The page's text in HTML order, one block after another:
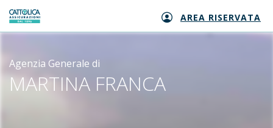
Generali logo AREA RISERVATA
Agenzia Generale di
MARTINA FRANCA